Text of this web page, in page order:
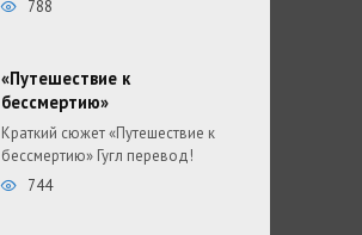
788
«Путешествие к
бессмертию»
Краткий сюжет «Путешествие к
бессмертию» Гугл перевод!
744